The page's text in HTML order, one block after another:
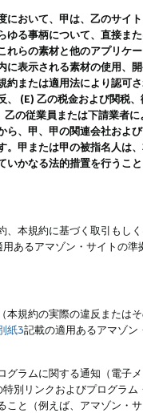
において、甲は、乙のサイ
ゆる事柄について、直接ま
れらの素材と他のアプリ
に表示される素材の使用、
約または適用法により認可
、 (E) 乙の税金および関税
の従業員または下請業者
ら、甲、甲の関連会社およ
。甲または甲の被指名人は
いかなる法的措置を行うこ
、本規約に基づく取引もし
用あるアマゾン・サイトの
本規約の実際の違反または
紙3記載の適用あるアマゾン
グラムに関する通知（電子
別リンクおよびプログラ
こと（例えば、アマゾン・